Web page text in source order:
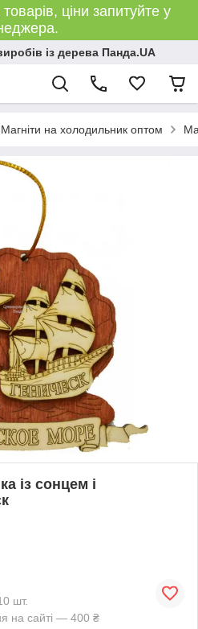
ціни запитуйте у
із дерева Панда.UA
Магніти на холодильник оптом
із сонцем і
шт.
на сайті — 400 ₴